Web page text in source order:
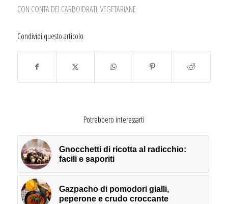
CON CONTA DEI CARBOIDRATI,VEGETARIANE
Condividi questo articolo
Potrebbero interessarti
Gnocchetti di ricotta al radicchio:
facili e saporiti
Gazpacho di pomodori gialli,
peperone e crudo croccante